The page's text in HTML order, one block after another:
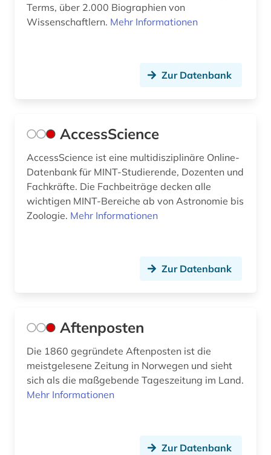
edition (1)
einführung (1)
electronic lab notebook (1)
elektrische energie (1)
elektronische zeitschrift (4)
emblem (1)
Terms, über 2.000 Biographien von
Wissenschaftlern. Mehr Informationen
Zur Datenbank
AccessScience
AccessScience ist eine multidisziplinäre Online-
Datenbank für MINT-Studierende, Dozenten und
Fachkräfte. Die Fachbeiträge decken alle
wichtigen MINT-Bereiche ab von Astronomie bis
Zoologie. Mehr Informationen
Zur Datenbank
Aftenposten
Die 1860 gegründete Aftenposten ist die
meistgelesene Zeitung in Norwegen und sieht
sich als die maßgebende Tageszeitung im Land.
Mehr Informationen
Zur Datenbank